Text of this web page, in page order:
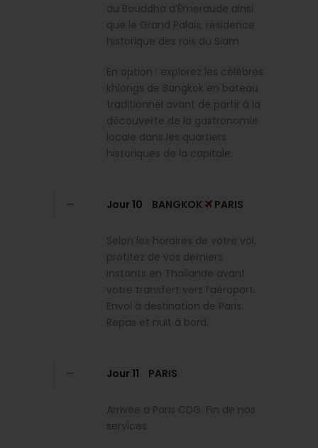
du Bouddha d’Émeraude ainsi
que le Grand Palais, résidence
historique des rois du Siam.
En option : explorez les célèbres
khlongs de Bangkok en bateau
traditionnel avant de partir à la
découverte de la gastronomie
locale dans les quartiers
historiques de la capitale.
Jour 10 BANGKOK PARIS
Selon les horaires de votre vol,
profitez de vos derniers
instants en Thaïlande avant
votre transfert vers l’aéroport.
Envol à destination de Paris.
Repas et nuit à bord.
Jour 11 PARIS
Arrivée à Paris CDG. Fin de nos
services.